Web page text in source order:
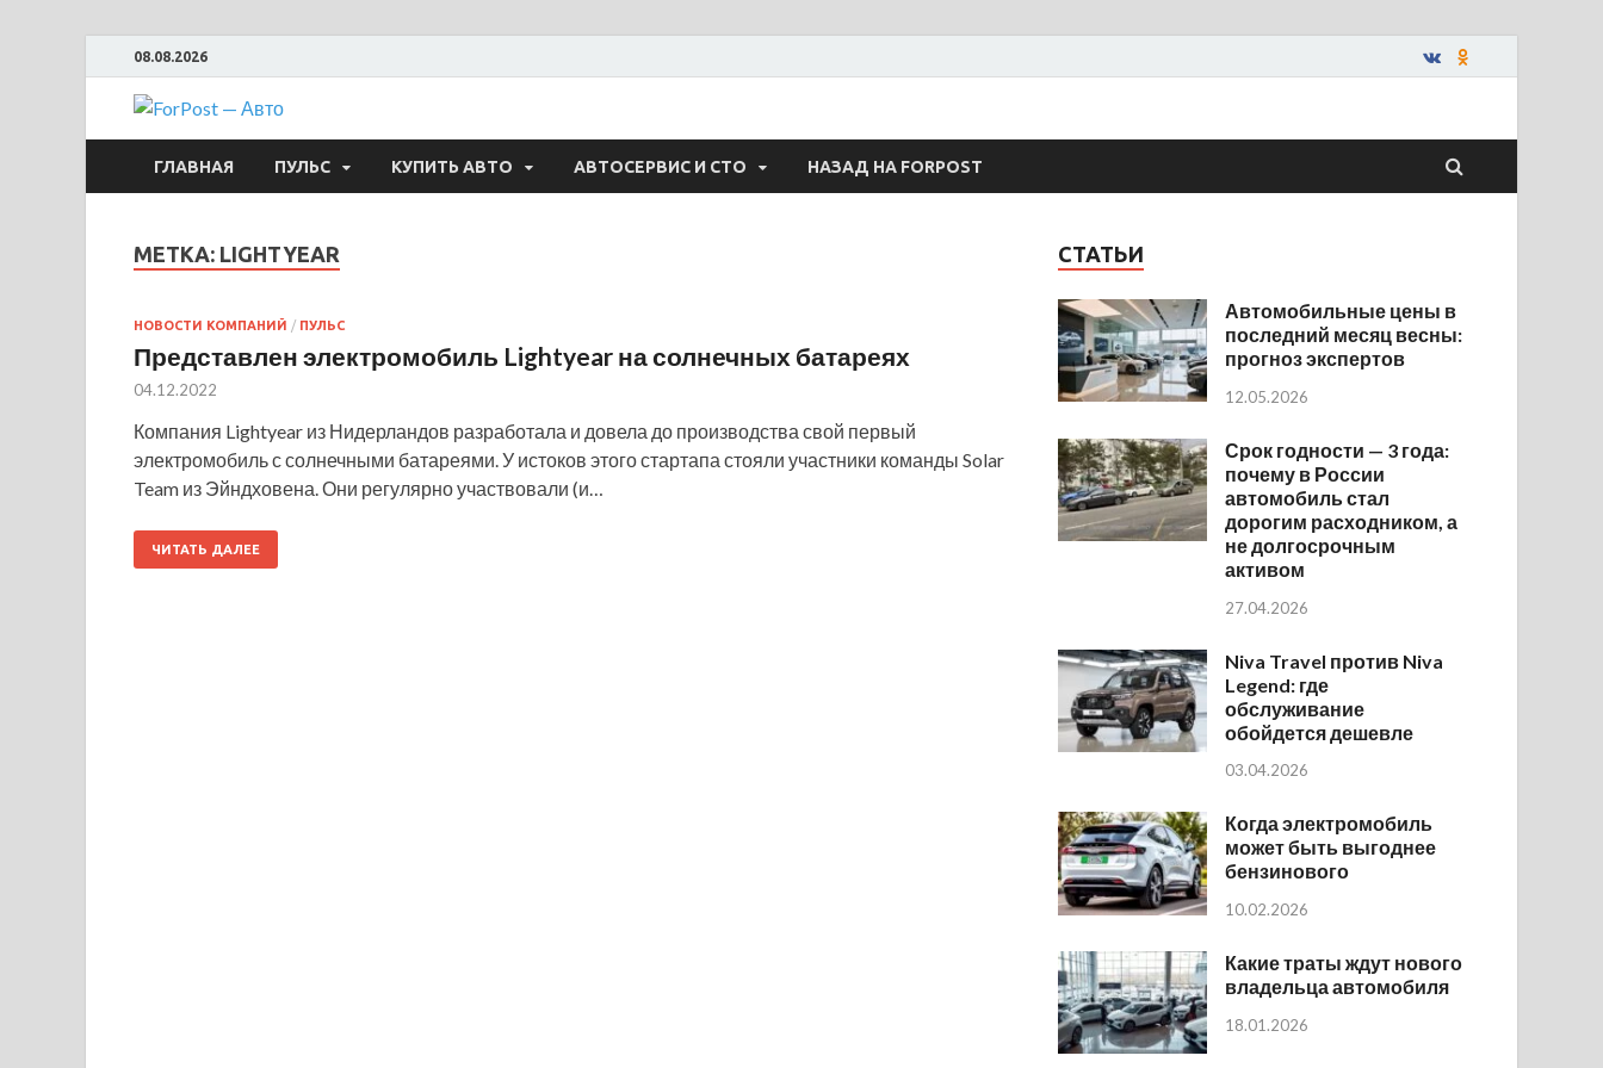
08.08.2026
ForPost — Авто
ГЛАВНАЯ ПУЛЬС КУПИТЬ АВТО АВТОСЕРВИС И СТО НАЗАД НА FORPOST
МЕТКА: LIGHTYEAR
НОВОСТИ КОМПАНИЙ / ПУЛЬС
Представлен электромобиль Lightyear на солнечных батареях
04.12.2022
Компания Lightyear из Нидерландов разработала и довела до производства свой первый
электромобиль с солнечными батареями. У истоков этого стартапа стояли участники команды Solar
Team из Эйндховена. Они регулярно участвовали (и…
ЧИТАТЬ ДАЛЕЕ
СТАТЬИ
Автомобильные цены в
последний месяц весны:
прогноз экспертов
12.05.2026
Срок годности — 3 года:
почему в России
автомобиль стал
дорогим расходником, а
не долгосрочным
активом
27.04.2026
Niva Travel против Niva
Legend: где
обслуживание
обойдется дешевле
03.04.2026
Когда электромобиль
может быть выгоднее
бензинового
10.02.2026
Какие траты ждут нового
владельца автомобиля
18.01.2026